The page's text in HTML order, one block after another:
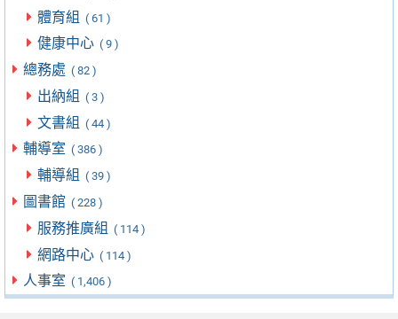
體育組 ( 61 )
健康中心 ( 9 )
總務處 ( 82 )
出納組 ( 3 )
文書組 ( 44 )
輔導室 ( 386 )
輔導組 ( 39 )
圖書館 ( 228 )
服務推廣組 ( 114 )
網路中心 ( 114 )
人事室 ( 1,406 )